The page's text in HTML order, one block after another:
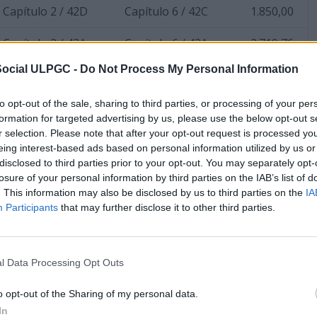
ULPGC - Do Not Process My Personal Information
opt-out of the sale, sharing to third parties, or processing of your
for targeted advertising by us, please use the below opt-out
selection. Please note that after your opt-out request is processed
interest-based ads based on personal information utilized by us
to third parties prior to your opt-out. You may separately
of your personal information by third parties on the IAB’s list of
This information may also be disclosed by us to third parties on the
Participants that may further disclose it to other third parties.
Data Processing Opt Outs
opt-out of the Sharing of my personal data.
Capítulo 2 / 42D Capítulo 6 / 42C 1.850,00
Capítulo 2 / 42A Capítulo 6 / 42A 2.719,76
Capítulo 2 / 42A Capítulo 6 / 42A 1.451,23
transferencia de crédito del presupuesto del
su trámite según lo dispuesto en el artículo 23.3 de las
para 2022:
Capítulo
Cap.
Importe
Capítulo 2 / 42E